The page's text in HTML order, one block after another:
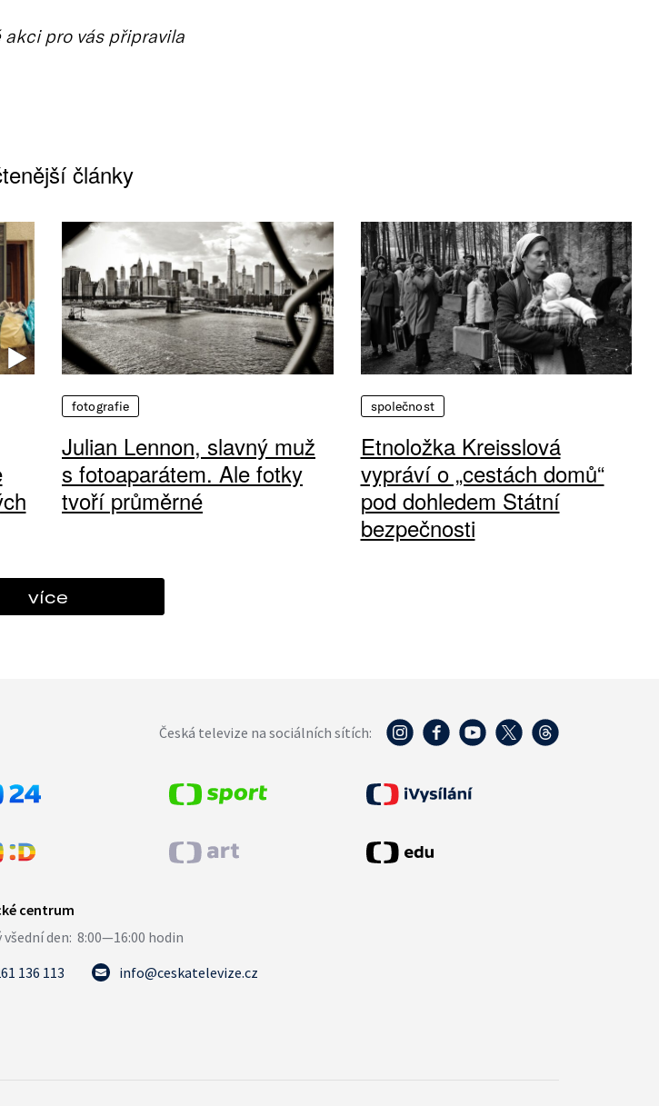
pro vás připravila
články
fotografie
Julian Lennon, slavný muž
s fotoaparátem. Ale fotky
tvoří průměrné
společnost
Etnoložka Kreisslová
vypráví o „cestách domů“
pod dohledem Státní
bezpečnosti
více
Česká televize na sociálních sítích:
136 113 info@ceskatelevize.cz